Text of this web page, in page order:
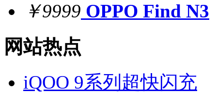
￥9999 OPPO Find N3
网站热点
iQOO 9系列超快闪充